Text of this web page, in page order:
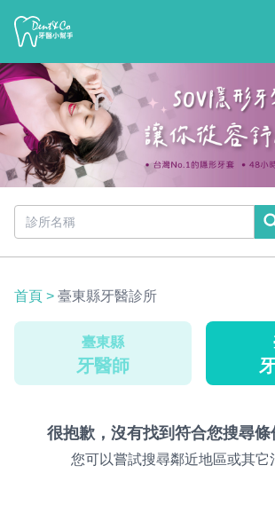
首頁 > 臺東縣牙醫診所
臺東縣
牙醫師
很抱歉，沒有找到符合您搜尋條
您可以嘗試搜尋鄰近地區或其它